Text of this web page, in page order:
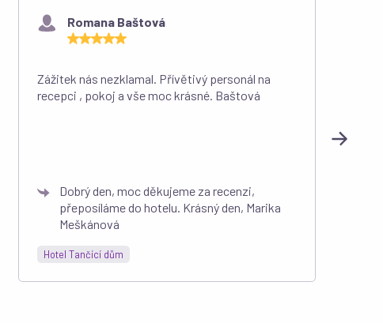
Romana Baštová
Zážitek nás nezklamal. Přívětivý personál na
recepci , pokoj a vše moc krásné. Baštová
Dobrý den, moc děkujeme za recenzi,
přeposíláme do hotelu. Krásný den, Marika
Meškánová
Hotel Tančící dům